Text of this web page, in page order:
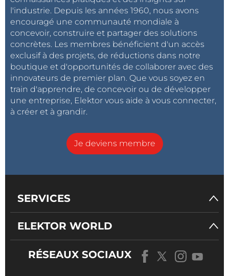
l'industrie. Depuis les années 1960, nous avons
encouragé une communauté mondiale à
concevoir, construire et partager des solutions
concrètes. Les membres bénéficient d'un accès
exclusif à des projets, de réductions dans notre
boutique et d'opportunités de collaborer avec des
innovateurs de premier plan. Que vous soyez en
train d'apprendre, de concevoir ou de développer
une entreprise, Elektor vous aide à vous connecter,
à créer et à grandir.
Je deviens membre
SERVICES
ELEKTOR WORLD
RÉSEAUX SOCIAUX